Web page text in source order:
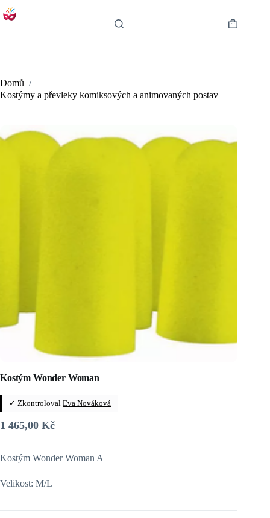
to
Shopping
Domů /
Kostýmy a převleky komiksových a animovaných postav
Kostým Wonder Woman
✓ Zkontroloval Eva Nováková
1 465,00 Kč
Kostým Wonder Woman A
Velikost: M/L